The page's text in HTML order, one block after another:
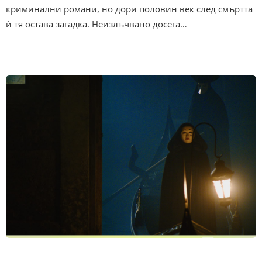
криминални романи, но дори половин век след смъртта
ѝ тя остава загадка. Неизлъчвано досега…